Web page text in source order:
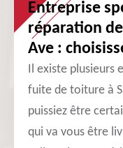
Entreprise
réparation
Ave :
Il existe plusieurs
fuite de toiture à
puissiez être
qui va vous être